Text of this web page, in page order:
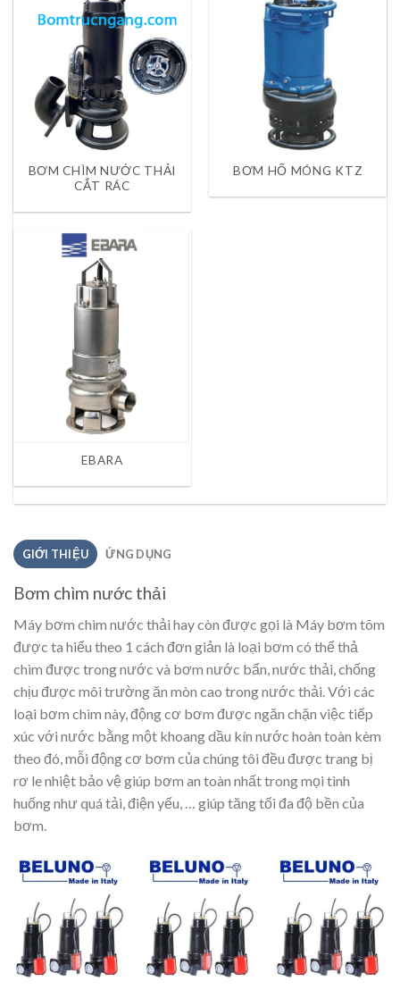
BƠM CHÌM NƯỚC THẢI
CẮT RÁC
BƠM HỐ MÓNG KTZ
EBARA
GIỚI THIỆU ỨNG DỤNG
Bơm chìm nước thải
Máy bơm chìm nước thải hay còn được gọi là Máy bơm tõm
được ta hiểu theo 1 cách đơn giản là loại bơm có thể thả
chìm được trong nước và bơm nước bẩn, nước thải , chống
chịu được môi trường ăn mòn cao trong nước thải. Với các
loại bơm chìm này, động cơ bơm được ngăn chặn việc tiếp
xúc với nước bằng một khoang dầu kín nước hoàn toàn kèm
theo đó, mỗi động cơ bơm của chúng tôi đều được trang bị
rơ le nhiệt bảo vệ giúp bơm an toàn nhất trong mọi tình
huống như quá tải, điện yếu, … giúp tăng tối đa độ bền của
bơm.